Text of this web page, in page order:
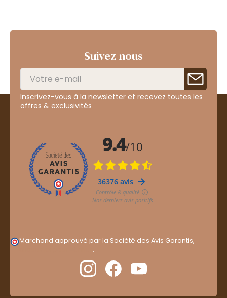
Suivez nous
Inscrivez-vous à la newsletter et recevez toutes les
offres & exclusivités
Marchand approuvé par la Société des Avis Garantis,
.